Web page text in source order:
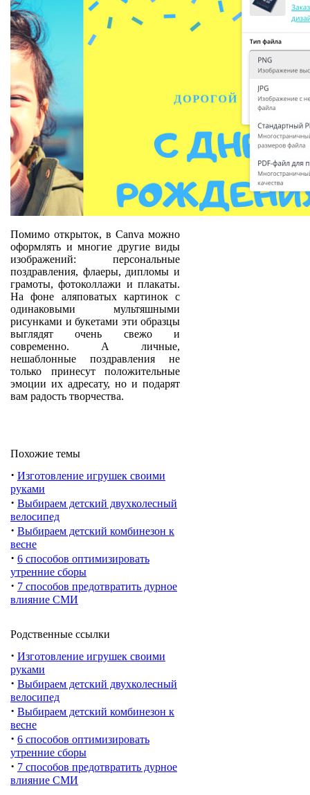
Помимо открыток, в Canva можно
оформлять и многие другие виды
изображений: персональные
поздравления, флаеры, дипломы и
грамоты, фотоколлажи и плакаты.
На фоне аляповатых картинок с
одинаковыми мультяшными
рисунками и букетами эти образцы
выглядят очень свежо и
современно. А личные,
нешаблонные поздравления не
только принесут положительные
эмоции их адресату, но и подарят
вам радость творчества.
Похожие темы
· Изготовление игрушек своими
руками
· Выбираем детский двухколесный
велосипед
· Выбираем детский комбинезон к
весне
· 6 способов оптимизировать
утренние сборы
· 7 способов предотвратить дурное
влияние СМИ
Родственные ссылки
· Изготовление игрушек своими
руками
· Выбираем детский двухколесный
велосипед
· Выбираем детский комбинезон к
весне
· 6 способов оптимизировать
утренние сборы
· 7 способов предотвратить дурное
влияние СМИ